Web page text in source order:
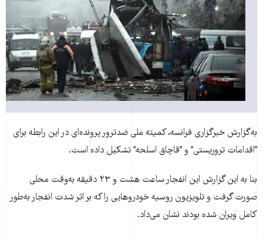
به‌‌گزارش خبرگزاری فرانسه، کمیته ملی ضدترور پرونده‌ای در اين رابطه برای
"اقدامات تروريستی" و "قاچاق اسلحه" تشکيل داده است.
بنا به اين گزارش اين انفجار ساعت هشت و ۲۳ دقيقه به‌وقت محلی
صورت گرفت و تلويزيون روسيه خودروهايی را که بر اثر شدت انفجار به‌طور
کامل ويران شده بودند نشان می‌داد.